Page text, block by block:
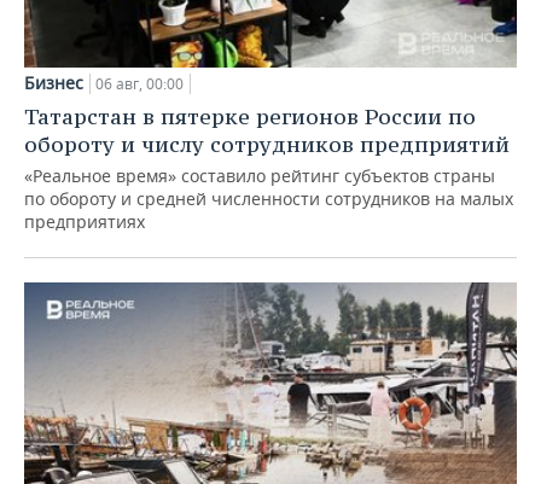
Бизнес 06 авг, 00:00
Татарстан в пятерке регионов России по
обороту и числу сотрудников предприятий
«Реальное время» составило рейтинг субъектов страны
по обороту и средней численности сотрудников на малых
предприятиях